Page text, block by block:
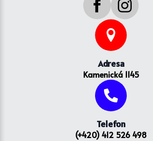
Adresa
Kamenická 1145
Telefon
(+420) 412 526 498